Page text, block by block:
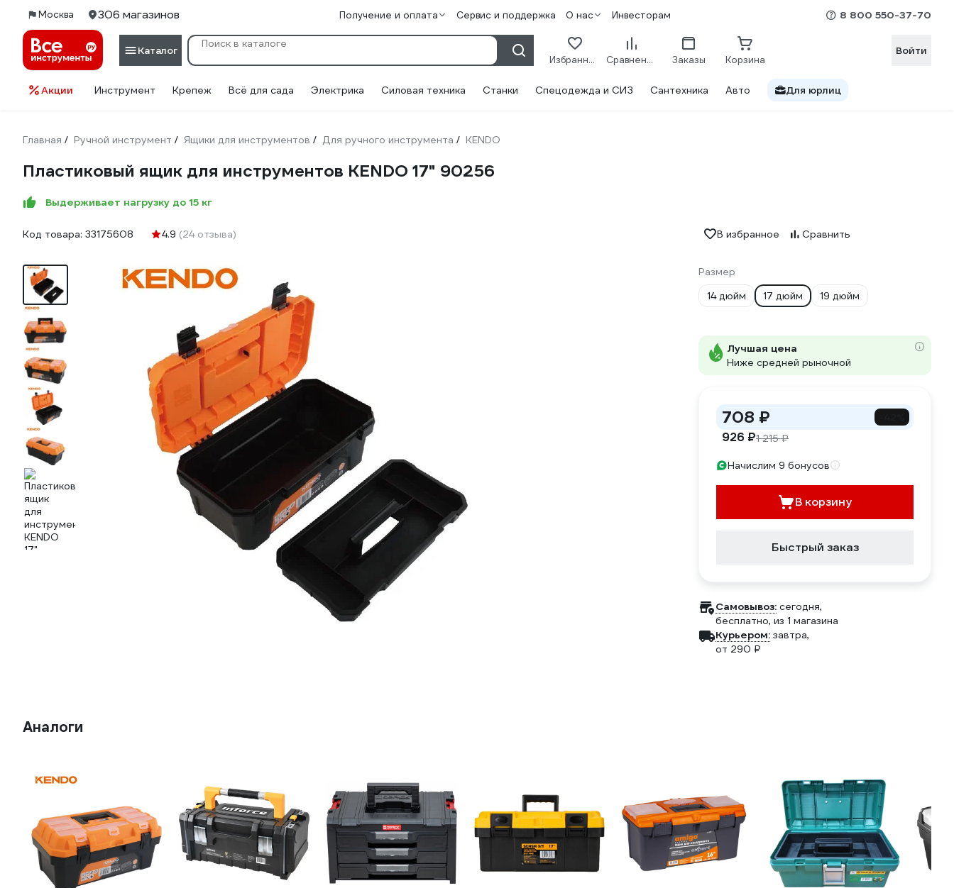
Москва 306 магазинов Получение и оплата Сервис и поддержка О нас Инвесторам 8 800 550-37-70
Каталог
Избранное Сравнение Заказы Корзина
Войти
Акции Инструмент Крепеж Всё для сада Электрика Силовая техника Станки Спецодежда и СИЗ Сантехника Авто Для юрлиц
Главная / Ручной инструмент / Ящики для инструментов / Для ручного инструмента / KENDO
Пластиковый ящик для инструментов KENDO 17" 90256
Выдерживает нагрузку до 15 кг
Код товара: 33175608 4.9 (24 отзыва) В избранное Сравнить
Размер
14 дюйм
17 дюйм 19 дюйм
Лучшая цена
Ниже средней рыночной
708 ₽
926 ₽1 215 ₽
Начислим 9 бонусов
В корзину
Быстрый заказ
Самовывоз: сегодня,
бесплатно, из 1 магазина
Курьером: завтра,
от 290 ₽
Аналоги